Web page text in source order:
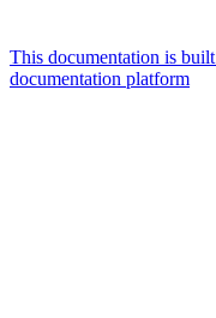
This documentation is
documentation platform